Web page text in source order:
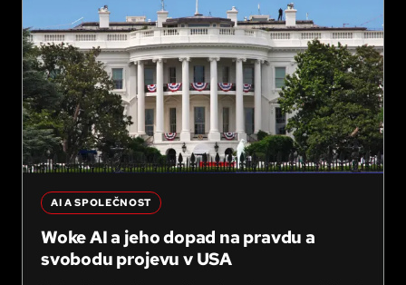
AI A SPOLEČNOST
Woke AI a jeho dopad na pravdu a
svobodu projevu v USA